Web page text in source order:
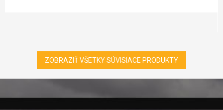
ZOBRAZIŤ VŠETKY SÚVISIACE PRODUKTY